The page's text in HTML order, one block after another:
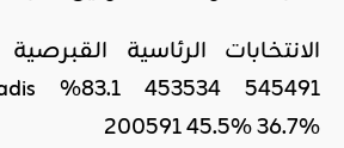
200591 45.5% 36.7%